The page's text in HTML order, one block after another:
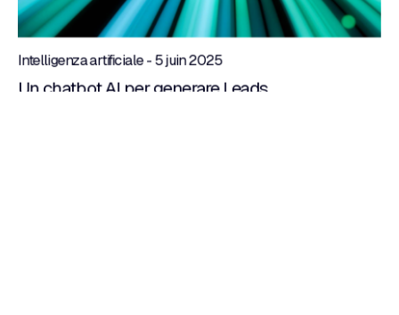
Intelligenza artificiale - 5 juin 2025
Un chatbot AI per generare Leads